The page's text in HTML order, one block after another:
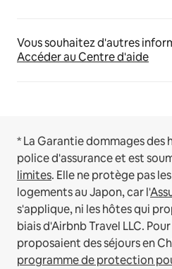
Vous souhaitez d'autres
Accéder au Centre d'aide
* La Garantie dommages des
police d'assurance et est
limites. Elle ne protège pas
logements au Japon, car l'
s'applique, ni les hôtes qui
biais d'Airbnb Travel LLC.
proposaient des séjours en
programme de protection